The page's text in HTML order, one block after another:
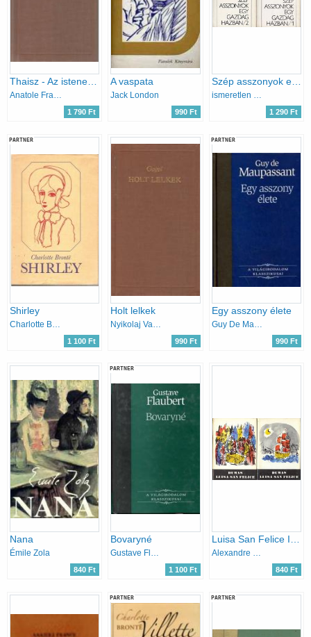
Thaisz - Az istenek szomjaznak
Anatole France
1 790 Ft
A vaspata
Jack London
990 Ft
Szép asszonyok egy gazdag házban I-II.
ismeretlen kínai szerző
1 290 Ft
PARTNER
Shirley
Charlotte Brontë
1 100 Ft
Holt lelkek
Nyikolaj Vasziljevics Gogol
990 Ft
PARTNER
Egy asszony élete
Guy De Maupassant
990 Ft
Nana
Émile Zola
840 Ft
PARTNER
Bovaryné
Gustave Flaubert
1 100 Ft
Luisa San Felice I-II.
Alexandre Dumas
840 Ft
PARTNER PARTNER